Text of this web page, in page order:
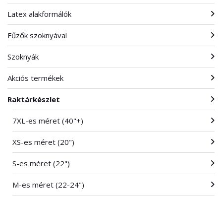
Latex alakformálók
Fűzők szoknyával
Szoknyák
Akciós termékek
Raktárkészlet
7XL-es méret (40"+)
XS-es méret (20")
S-es méret (22")
M-es méret (22-24")